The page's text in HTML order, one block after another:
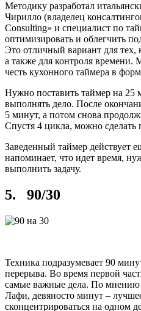
Методику разработал
Чирилло (владелец
Consulting» и специалист по
оптимизировать и облегчить
Это отличный вариант для тех,
а также для контроля времени.
честь кухонного таймера в
Нужно поставить таймер на 25
выполнять дело. После
5 минут, а потом снова
Спустя 4 цикла, можно сделать
Заведенный таймер действует
напоминает, что идет время,
выполнить задачу.
5. 90/30
Техника подразумевает 90
перерыва. Во время первой
самые важные дела. По мнению
Лафи, девяносто минут –
сконцентрироваться на одном